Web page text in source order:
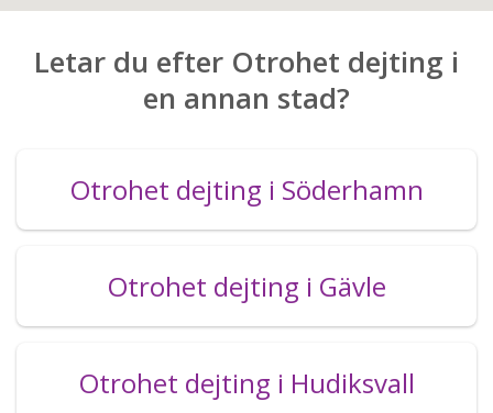
Letar du efter Otrohet dejting i
en annan stad?
Otrohet dejting i Söderhamn
Otrohet dejting i Gävle
Otrohet dejting i Hudiksvall